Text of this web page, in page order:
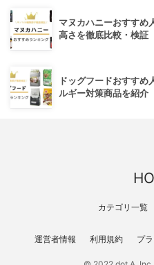
マヌカハニーおすすめ
高さを徹底比較・検証
ドッグフードおすす
ルギー対策商品を紹介
カテゴリ一覧
運営者情報 利用規約 プ